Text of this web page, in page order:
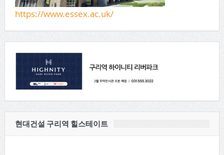
https://www.essex.ac.uk/
현대건설 구리역 힐스테이트